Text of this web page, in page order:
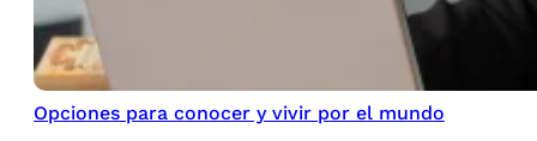
Opciones para conocer y vivir por el mundo